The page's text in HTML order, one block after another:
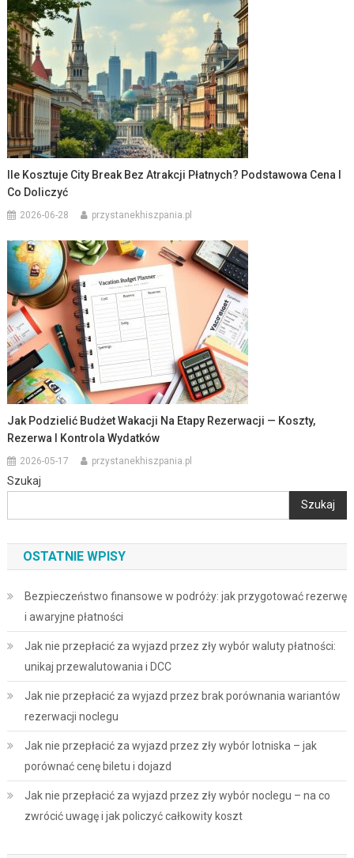
Ile Kosztuje City Break Bez Atrakcji Płatnych? Podstawowa Cena I
Co Doliczyć
2026-06-28 przystanekhiszpania.pl
Jak Podzielić Budżet Wakacji Na Etapy Rezerwacji — Koszty,
Rezerwa I Kontrola Wydatków
2026-05-17 przystanekhiszpania.pl
Szukaj
Szukaj
OSTATNIE WPISY
Bezpieczeństwo finansowe w podróży: jak przygotować rezerwę
i awaryjne płatności
Jak nie przepłacić za wyjazd przez zły wybór waluty płatności:
unikaj przewalutowania i DCC
Jak nie przepłacić za wyjazd przez brak porównania wariantów
rezerwacji noclegu
Jak nie przepłacić za wyjazd przez zły wybór lotniska – jak
porównać cenę biletu i dojazd
Jak nie przepłacić za wyjazd przez zły wybór noclegu – na co
zwrócić uwagę i jak policzyć całkowity koszt